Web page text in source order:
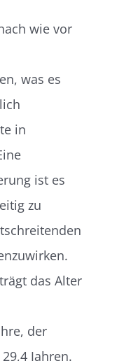
wie vor
was es
in
ist es
zu
das Alter
der
Jahren.